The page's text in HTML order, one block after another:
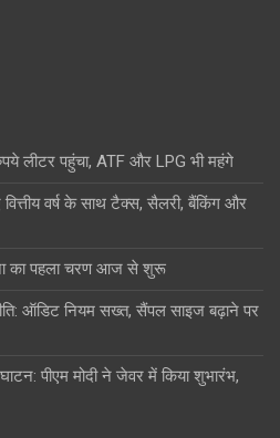
लीटर पहुंचा, ATF और LPG भी महंगे
वर्ष के साथ टैक्स, सैलरी, बैंकिंग और
का पहला चरण आज से शुरू
ऑडिट नियम सख्त, सैंपल साइज बढ़ाने पर
पीएम मोदी ने जेवर में किया शुभारंभ,